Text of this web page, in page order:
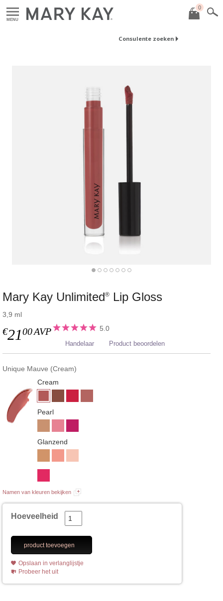
MENU
0
Consulente zoeken
Mary Kay Unlimited® Lip Gloss
3,9 ml
€2100AVP 5.0
Handelaar Product beoordelen
Unique Mauve (Cream)
Cream
Pearl
Glanzend
Namen van kleuren bekijken
Hoeveelheid
product toevoegen
Opslaan in verlanglijstje
Probeer het uit